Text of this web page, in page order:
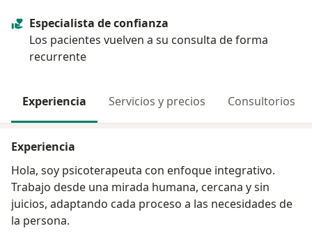
Especialista de confianza
Los pacientes vuelven a su consulta de forma
recurrente
Experiencia Servicios y precios Consultorios
Experiencia
Hola, soy psicoterapeuta con enfoque integrativo.
Trabajo desde una mirada humana, cercana y sin
juicios, adaptando cada proceso a las necesidades de
la persona.